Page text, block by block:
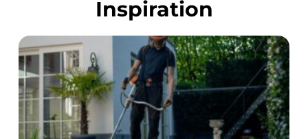
inspiration